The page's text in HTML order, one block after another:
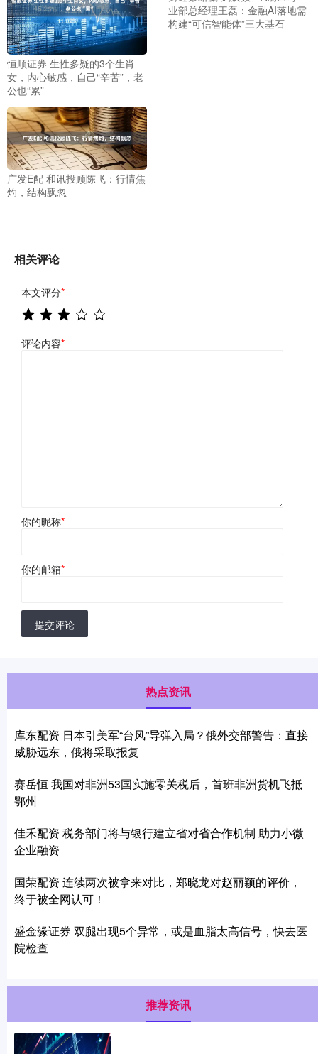
恒顺证券 生性多疑的3个生肖
女，内心敏感，自己“辛苦”，老
公也“累”
业部总经理王磊：金融AI落地需
构建“可信智能体”三大基石
广发E配 和讯投顾陈飞：行情焦
灼，结构飘忽
相关评论
本文评分*
评论内容*
你的昵称*
你的邮箱*
提交评论
热点资讯
库东配资 日本引美军“台风”导弹入局？俄外交部警告：直接
威胁远东，俄将采取报复
赛岳恒 ​我国对非洲53国实施零关税后，首班非洲货机飞抵
鄂州
佳禾配资 税务部门将与银行建立省对省合作机制 助力小微
企业融资
国荣配资 连续两次被拿来对比，郑晓龙对赵丽颖的评价，
终于被全网认可！
盛金缘证券 双腿出现5个异常，或是血脂太高信号，快去医
院检查
推荐资讯